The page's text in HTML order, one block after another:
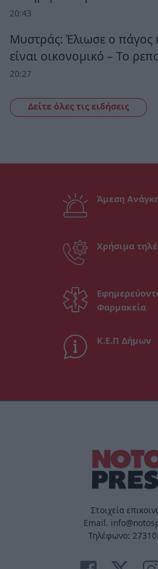
20:43
Μυστράς: Έλιωσε ο πάγος
είναι οικονομικό – Το
20:27
Δείτε όλες τις ειδήσεις
Άμεση
Χρήσιμα
Φαρμακεία
Κ.Ε.Π Δήμων
Στοιχεία
Email.
Τηλέφωνο: